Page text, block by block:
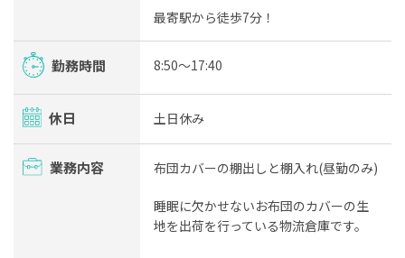
最寄駅から徒歩7分！
勤務時間 8:50～17:40
休日 土日休み
業務内容 布団カバーの棚出しと棚入れ(昼勤のみ)
睡眠に欠かせないお布団のカバーの生
地を出荷を行っている物流倉庫です。